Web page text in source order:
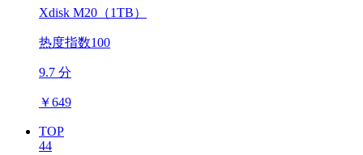
Xdisk M20（1TB）
热度指数100
9.7 分
￥649
TOP
44